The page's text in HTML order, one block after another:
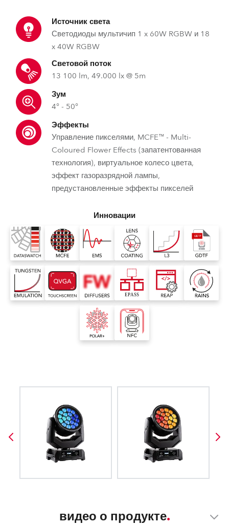
Источник света
Светодиоды мультичип 1 x 60W RGBW и 18
x 40W RGBW
Световой поток
13 100 lm, 49.000 lx @ 5m
Зум
4° - 50°
Эффекты
Управление пикселями, MCFE™ - Multi-
Coloured Flower Effects (запатентованная
технология), виртуальное колесо цвета,
эффект газоразрядной лампы,
предустановленные эффекты пикселей
Инновации
видео о продукте